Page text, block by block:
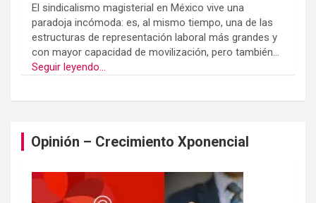
El sindicalismo magisterial en México vive una
paradoja incómoda: es, al mismo tiempo, una de las
estructuras de representación laboral más grandes y
con mayor capacidad de movilización, pero también...
Seguir leyendo...
Opinión – Crecimiento Xponencial